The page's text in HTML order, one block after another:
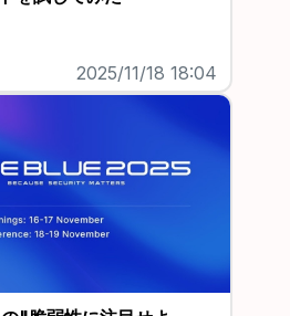
2025/11/18 18:04